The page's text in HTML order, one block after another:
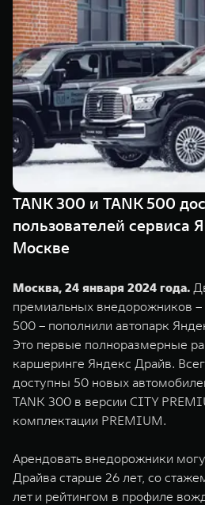
TANK 500
от 6 499 000 ₽
WEY 07
Расширяя границы комфорта
от 6 149 000 ₽
ПОКУПКА АВТОМОБИЛЯ
TANK Финансы
Корпоративным клиентам
TANK ФИНАНСЫ
TANK Кредит
TANK Страхование
Сервис
Специальные предложения
Моторные масла
ЦИФРОВЫЕ СЕРВИСЫ TANK
Цифровые сервисы TANK
TANK 300 и TANK 500
пользователей сервиса
Москве
Москва, 24 января 2024 года.
премиальных внедорожников –
500 – пополнили автопарк
Это первые полноразмерные
каршеринге Яндекс Драйв.
доступны 50 новых
TANK 300 в версии CITY
комплектации PREMIUM.
Арендовать внедорожники
Драйва старше 26 лет, со
лет и рейтингом в профиле